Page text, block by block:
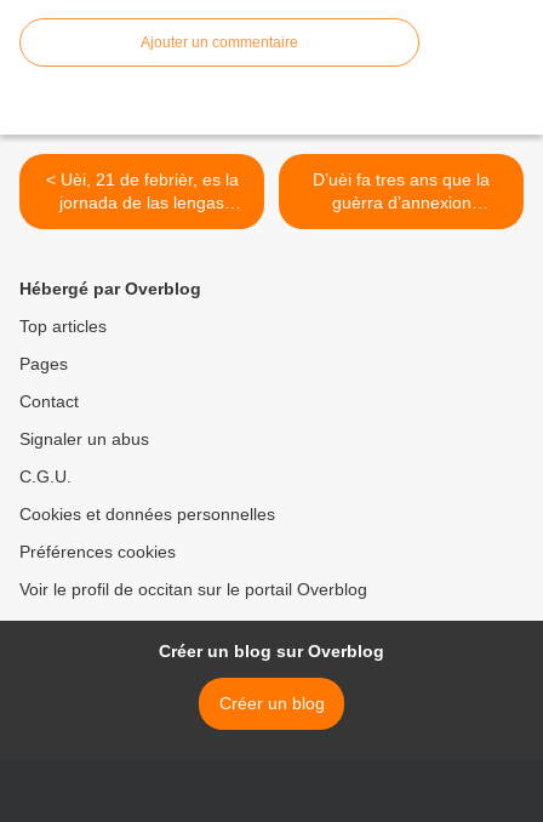
Ajouter un commentaire
< Uèi, 21 de febrièr, es la
jornada de las lengas
mairalas
D’uèi fa tres ans que la
guèrra d’annexion
d’Ucraïna per Russia a
Hébergé par Overblog
Top articles
Pages
Contact
Signaler un abus
C.G.U.
Cookies et données personnelles
Préférences cookies
Voir le profil de occitan sur le portail Overblog
Créer un blog sur Overblog
Créer un blog